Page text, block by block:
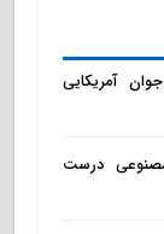
آمریکایی
درست